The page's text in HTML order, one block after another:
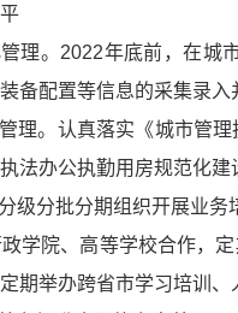
理。2022年底前，在城
备配置等信息的采集录入
理。认真落实 《城市管
法办公执勤用房规范化建
级分批分期组织开展业
学院、高等学校合作，
期举办跨省市学习培训、